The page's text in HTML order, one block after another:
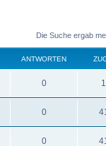
Die Suche ergab
ANTWORTEN
0
0
0